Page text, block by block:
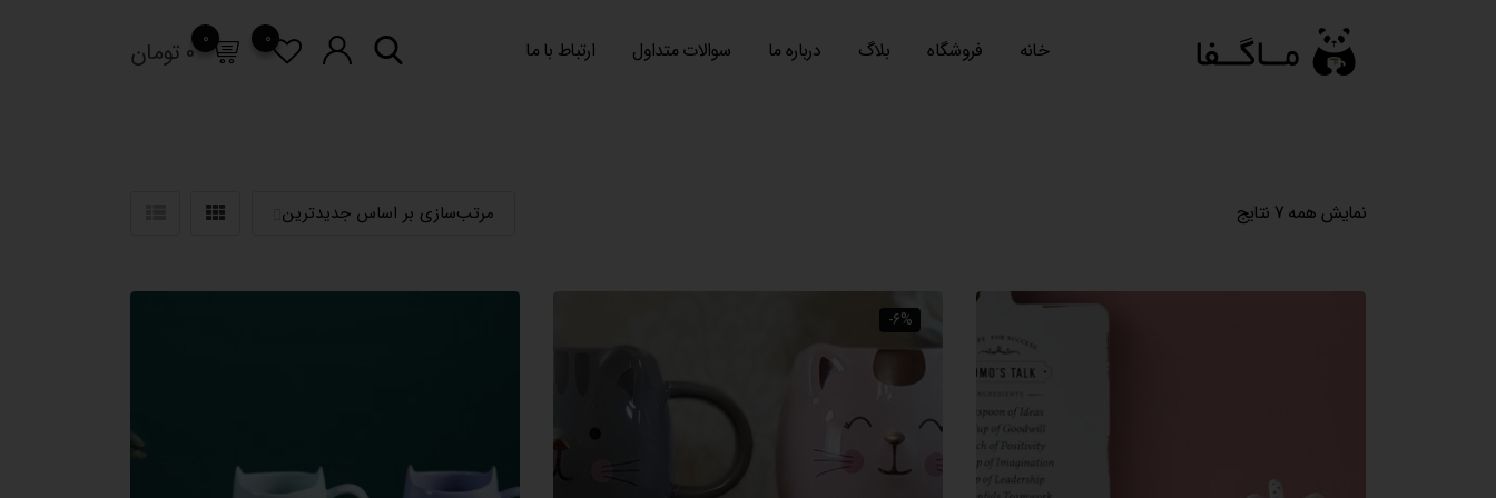
خانه فروشگاه بلاگ درباره ما سوالات متداول ارتباط با ما 0 تومان 0 0
نمایش همه 7 نتایج
-6%